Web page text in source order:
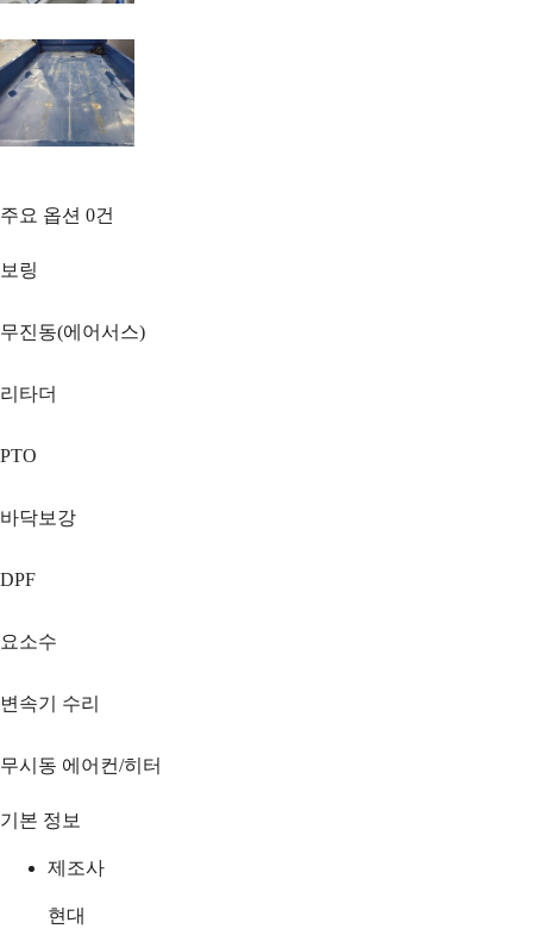
주요 옵션 0건
보링
무진동(에어서스)
리타더
PTO
바닥보강
DPF
요소수
변속기 수리
무시동 에어컨/히터
기본 정보
제조사
현대